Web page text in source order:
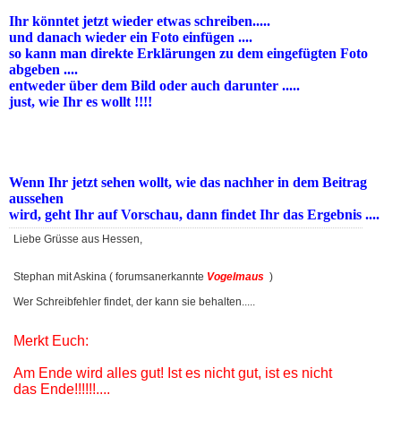
Ihr könntet jetzt wieder etwas schreiben.....
und danach wieder ein Foto einfügen ....
so kann man direkte Erklärungen zu dem eingefügten Foto
abgeben ....
entweder über dem Bild oder auch darunter .....
just, wie Ihr es wollt !!!!
Wenn Ihr jetzt sehen wollt, wie das nachher in dem Beitrag
aussehen
wird, geht Ihr auf Vorschau, dann findet Ihr das Ergebnis ....
Liebe Grüsse aus Hessen,
Stephan mit Askina ( forumsanerkannte Vogelmaus )
Wer Schreibfehler findet, der kann sie behalten.....
Merkt Euch:
Am Ende wird alles gut! Ist es nicht gut, ist es nicht
das Ende!!!!!!....